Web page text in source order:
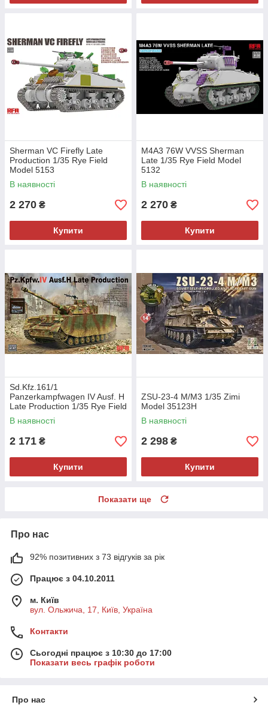
Sherman VC Firefly Late
Production 1/35 Rye Field
Model 5153
В наявності
2 270 ₴
Купити
M4A3 76W VVSS Sherman
Late 1/35 Rye Field Model
5132
В наявності
2 270 ₴
Купити
Sd.Kfz.161/1
Panzerkampfwagen IV Ausf. H
Late Production 1/35 Rye Field
Model 5127
В наявності
2 171 ₴
Купити
ZSU-23-4 M/M3 1/35 Zimi
Model 35123H
В наявності
2 298 ₴
Купити
Показати ще
Про нас
92% позитивних з 73 відгуків за рік
Працює з 04.10.2011
м. Київ
вул. Ольжича, 17, Київ, Україна
Контакти
Сьогодні працює з 10:30 до 17:00
Показати весь графік роботи
Про нас